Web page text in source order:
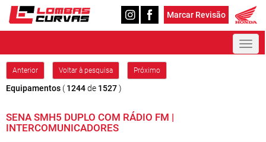
Marcar Revisão
Anterior Voltar à pesquisa Próximo
Equipamentos (1244de 1527)
SENA SMH5 DUPLO COM RÁDIO FM |
INTERCOMUNICADORES